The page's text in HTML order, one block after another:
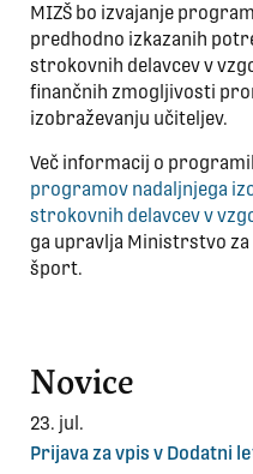
MIZŠ bo izvajanje
predhodno izkazanih
strokovnih delavcev v
finančnih zmogljivosti
izobraževanju učiteljev.
Več informacij o
programov nadaljnjega
strokovnih delavcev v
ga upravlja Ministrstvo
šport.
Novice
23. jul.
Prijava za vpis v Dodatni